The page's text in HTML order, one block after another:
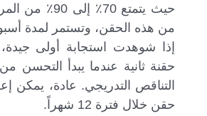
حيث يتمتع 70٪
من هذه الحقن، وتستمر لمدة
إذا شوهدت استجابة أولى
حقنة ثانية عندما يبدأ التحسن
حقن خلال فترة 12 شهراً.